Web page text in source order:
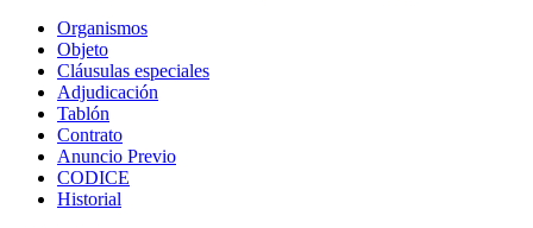
Organismos
Objeto
Cláusulas especiales
Adjudicación
Tablón
Contrato
Anuncio Previo
CODICE
Historial